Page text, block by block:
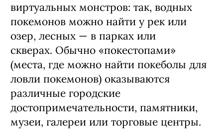
виртуальных монстров: так, водных
покемонов можно найти у рек или
озер, лесных — в парках или
скверах. Обычно «покестопами»
(места, где можно найти покеболы для
ловли покемонов) оказываются
различные городские
достопримечательности, памятники,
музеи, галереи или торговые центры.